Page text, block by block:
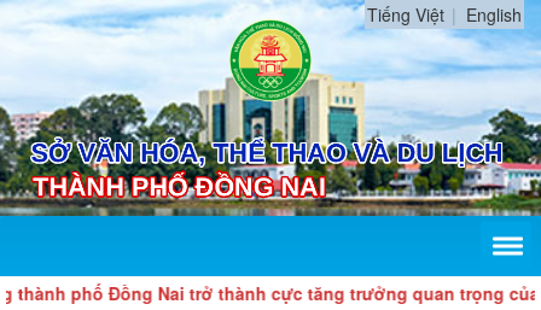
Tiếng Việt English
phố Đồng Nai trở thành cực tăng trưởng quan trọng của